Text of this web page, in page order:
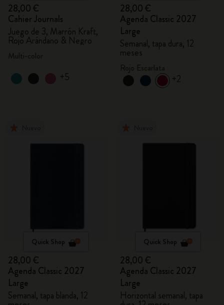
28,00 €
Cahier Journals
Juego de 3, Marrón Kraft,
Rojo Arándano & Negro
+5
28,00 €
Agenda Classic 2027
Large
Semanal, tapa dura, 12
meses
+2
Quick Shop
28,00 €
Agenda Classic 2027
Large
Semanal, tapa blanda, 12
Quick Shop
28,00 €
Agenda Classic 2027
Large
Horizontal semanal, tapa